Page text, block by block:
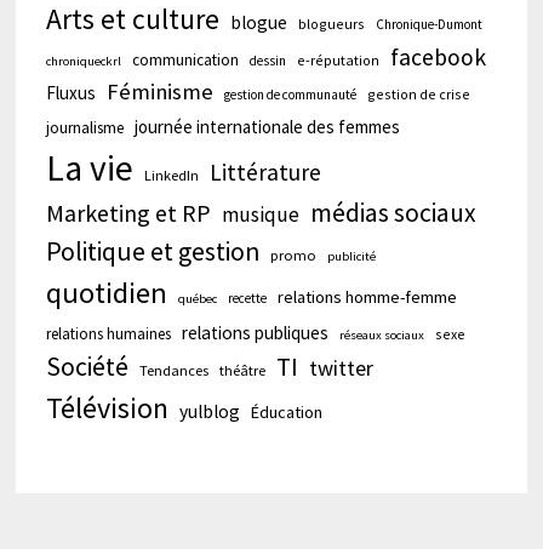
Arts et culture blogue blogueurs Chronique-Dumont
chroniqueckrl communication dessin e-réputation facebook
Fluxus Féminisme gestion de communauté gestion de crise
journalisme journée internationale des femmes
La vie LinkedIn Littérature
Marketing et RP musique médias sociaux
Politique et gestion
promo publicité
quotidien québec recette relations homme-femme
relations humaines relations publiques réseaux sociaux sexe
Société Tendances théâtre TI twitter
Télévision yulblog Éducation